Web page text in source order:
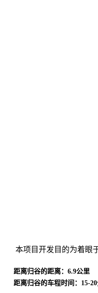
本项目开发目的为着眼
距离归谷的距离：6.9公里
距离归谷的车程时间：15-